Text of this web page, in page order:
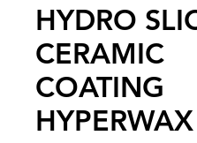
HYDRO
CERAMIC
COATING
HYPERWAX